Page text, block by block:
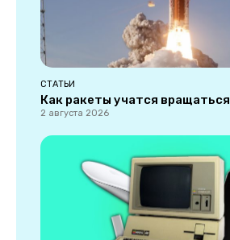
СТАТЬИ
Как ракеты учатся вращаться
2 августа 2026